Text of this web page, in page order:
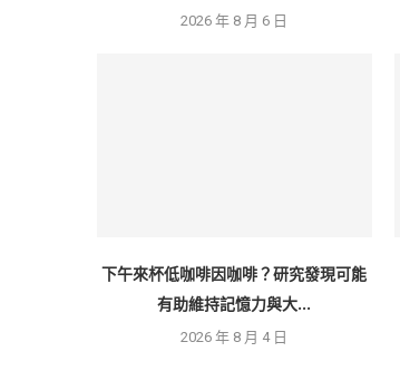
2026 年 8 月 6 日
下午來杯低咖啡因咖啡？研究發現可能
有助維持記憶力與大...
2026 年 8 月 4 日